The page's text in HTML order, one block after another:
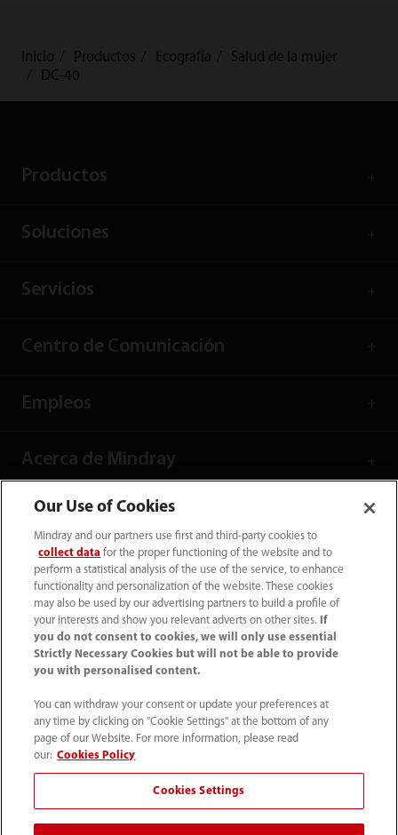
Inicio Productos Ecografía
Salud de la mujer
DC-40
Productos
Soluciones
Servicios
Centro de Comunicación
Empleos
Acerca de Mindray
Información de contacto
Tel: (34-91)392 3754 Fax: (34-91)088 9180
info.es@mindray.com
Our Use of Cookies
Mindray and our partners use first and third-party cookies to
collect data for the proper functioning of the website and to
perform a statistical analysis of the use of the service, to enhance
functionality and personalization of the website. These cookies
may also be used by our advertising partners to build a profile of
your interests and show you relevant adverts on other sites.
If
you do not consent to cookies, we will only use essential
Strictly Necessary Cookies but will not be able to provide
you with personalised content.
You can withdraw your consent or update your preferences at
any time by clicking on "Cookie Settings" at the bottom of any
page of our Website. For more information, please read
our: Cookies Policy
Cookies Settings